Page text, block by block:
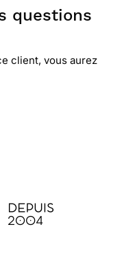
questions
client, vous aurez